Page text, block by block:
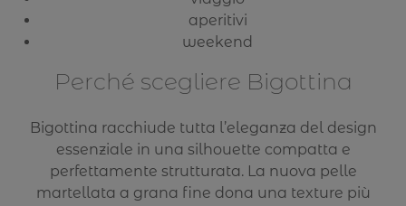
aperitivi
weekend
Perché scegliere Bigottina
Bigottina racchiude tutta l’eleganza del design
essenziale in una silhouette compatta e
perfettamente strutturata. La nuova pelle
martellata a grana fine dona una texture più